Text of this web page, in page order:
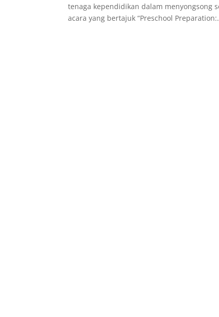
tenaga kependidikan dalam menyongsong
acara yang bertajuk “Preschool